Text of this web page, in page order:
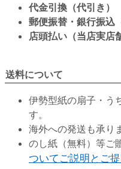
代金引換（代引き）
郵便振替・銀行振込
店頭払い（当店実店
送料について
伊勢型紙の扇子・う
す。
海外への発送も承り
のし紙（無料）等ご
ついてご説明とご